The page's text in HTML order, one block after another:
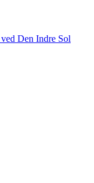
Den Indre Sol